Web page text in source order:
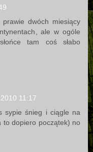
dwóch miesiący
ale w ogóle
tam coś słabo
11:17
sypie śnieg i ciągle na
to dopiero początek) no